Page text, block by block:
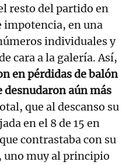
resto del partido en
impotencia, en una
individuales y
cara a la galería. Así,
en pérdidas de balón
desnudaron aún más
que al descanso su
en el 8 de 15 en
contrastaba con su
uno muy al principio